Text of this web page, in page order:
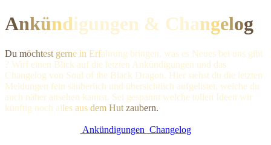
Ankündigungen & Changelog
Du möchtest gerne in Erfahrung bringen, was es Neues bei uns gibt
? Wirf einen Blick auf die letzten Ankündigungen und das
Changelog von Soul of the Black Dragon. Hier siehst du die letzten
Meldungen fein säuberlich und übersichtlich aufgelistet, welche du
auch näher ansehen kannst. Sei gespannt welche tollen Ideen wir
künftig noch alles aus dem Hut zaubern.
Ankündigungen Changelog